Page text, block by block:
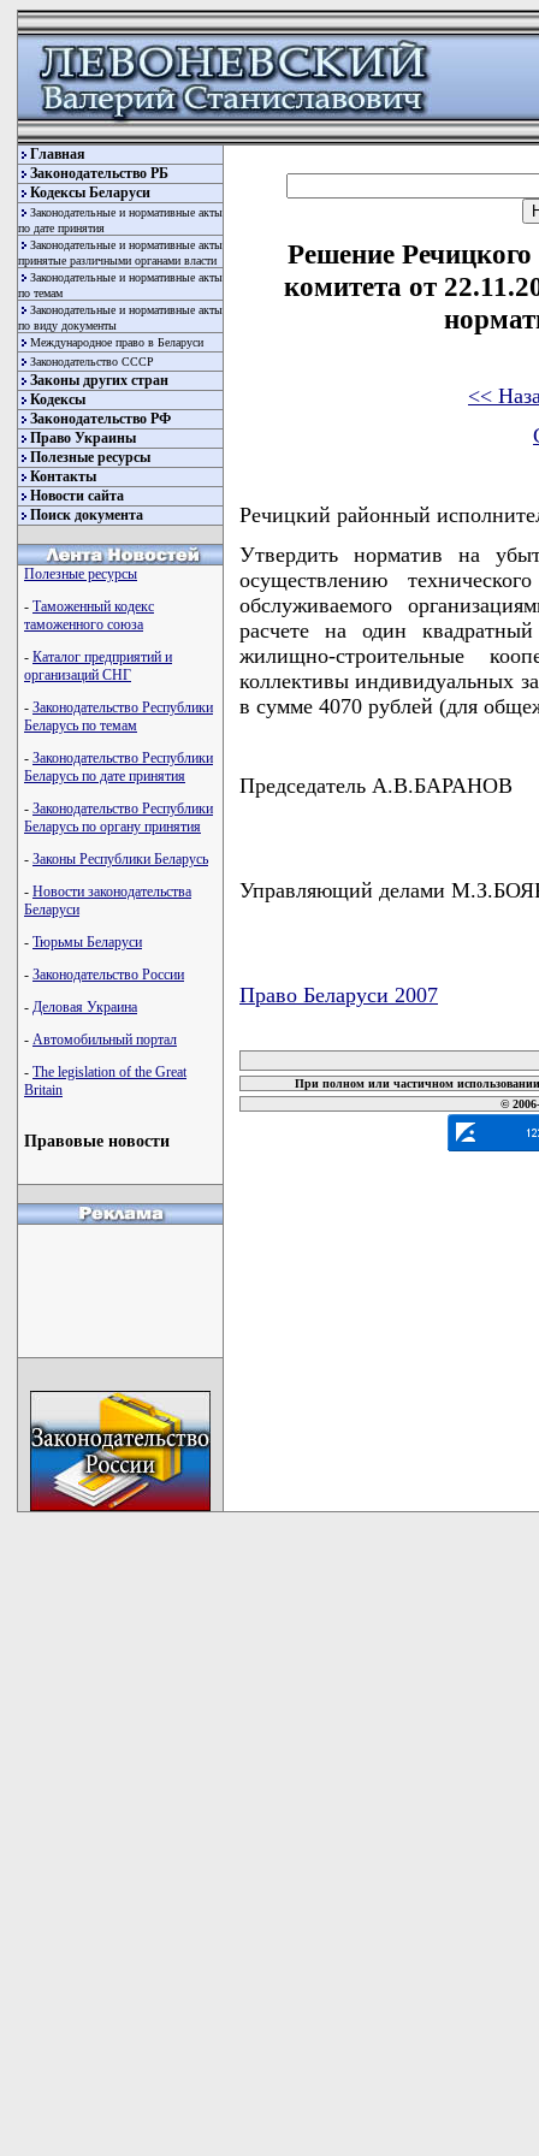
Главная
Законодательство РБ
Кодексы Беларуси
Законодательные и нормативные акты
по дате принятия
Законодательные и нормативные акты
принятые различными органами власти
Законодательные и нормативные акты
по темам
Законодательные и нормативные акты
по виду документы
Международное право в Беларуси
Законодательство СССР
Законы других стран
Кодексы
Законодательство РФ
Право Украины
Полезные ресурсы
Контакты
Новости сайта
Поиск документа
Полезные ресурсы
- Таможенный кодекс
таможенного союза
- Каталог предприятий и
организаций СНГ
- Законодательство Республики
Беларусь по темам
- Законодательство Республики
Беларусь по дате принятия
- Законодательство Республики
Беларусь по органу принятия
- Законы Республики Беларусь
- Новости законодательства
Беларуси
- Тюрьмы Беларуси
- Законодательство России
- Деловая Украина
- Автомобильный портал
- The legislation of the Great
Britain
Правовые новости
Решение Речицкого
комитета от
<<
Речицкий районный
Утвердить норматив на
осуществлению
обслуживаемого
расчете на один
жилищно-строительные
коллективы индивидуальных
в сумме 4070 рублей (для
Председатель А.В.БАРАНОВ
Управляющий делами
Право Беларуси 2007
При полном или частичном
©